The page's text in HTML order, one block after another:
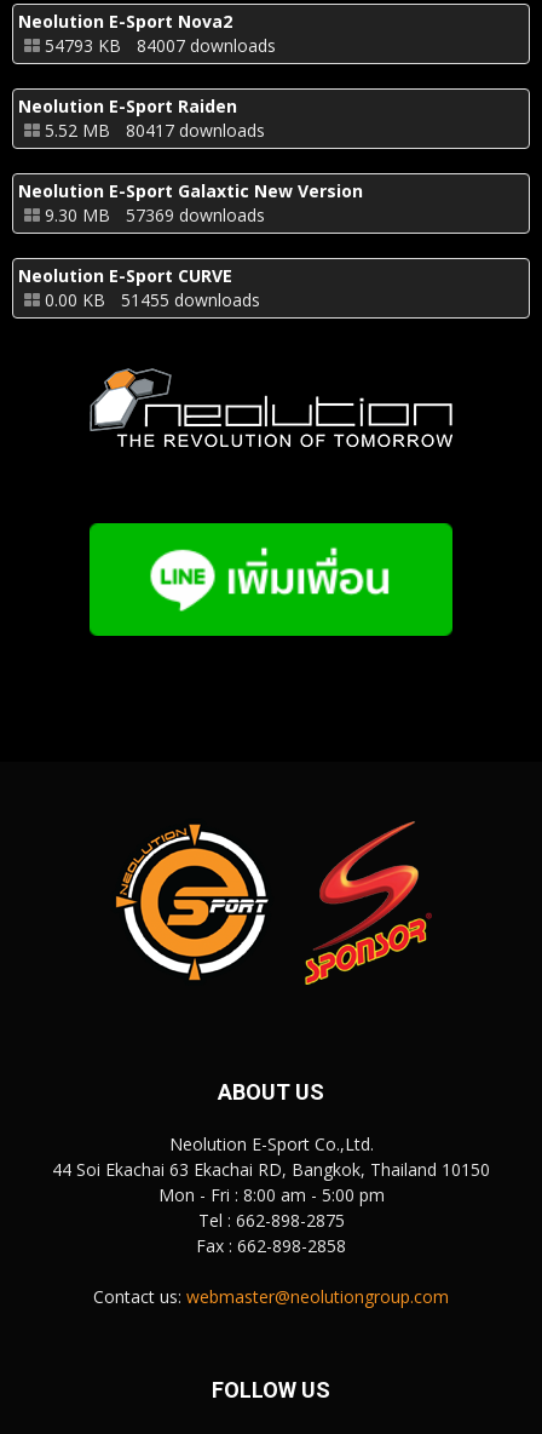
Neolution E-Sport Nova2
54793 KB
84007 downloads
Neolution E-Sport Raiden
5.52 MB
80417 downloads
Neolution E-Sport Galaxtic New Version
9.30 MB
57369 downloads
Neolution E-Sport CURVE
0.00 KB
51455 downloads
ABOUT US
Neolution E-Sport Co.,Ltd.
44 Soi Ekachai 63 Ekachai RD, Bangkok, Thailand 10150
Mon - Fri : 8:00 am - 5:00 pm
Tel : 662-898-2875
Fax : 662-898-2858
Contact us: webmaster@neolutiongroup.com
FOLLOW US